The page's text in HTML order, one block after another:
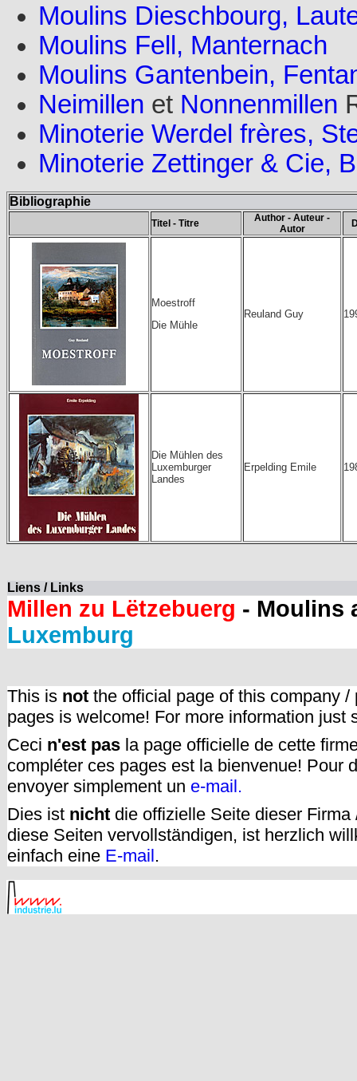
Moulins Dieschbourg,
Moulins Fell, Manternach
Moulins Gantenbein,
Neimillen et Nonnenmillen
Minoterie Werdel frères,
Minoterie Zettinger & Cie,
Bibliographie
Titel - Titre
Author - Auteur -
Autor
Moestroff
Die Mühle
Reuland Guy
Die Mühlen des
Luxemburger
Landes
Erpelding Emile
Liens / Links
Millen zu Lëtzebuerg - Moulins
Luxemburg
This is not the official page of this company
pages is welcome! For more information just
Ceci n'est pas la page officielle de cette
compléter ces pages est la bienvenue! Pour
envoyer simplement un e-mail.
Dies ist nicht die offizielle Seite dieser
diese Seiten vervollständigen, ist herzlich
einfach eine E-mail.